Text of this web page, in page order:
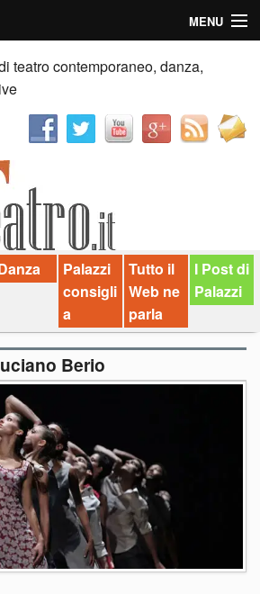
MENU
teatro contemporaneo, danza,
Palazzi
consigli
a
Tutto il
Web ne
parla
I Post di
Palazzi
Berio